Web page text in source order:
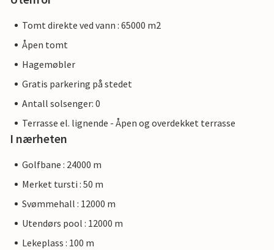
Tomt direkte ved vann : 65000 m2
Åpen tomt
Hagemøbler
Gratis parkering på stedet
Antall solsenger: 0
Terrasse el. lignende - Åpen og overdekket terrasse
I nærheten
Golfbane : 24000 m
Merket tursti : 50 m
Svømmehall : 12000 m
Utendørs pool : 12000 m
Lekeplass : 100 m